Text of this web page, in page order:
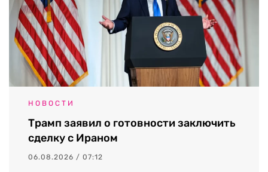
НОВОСТИ
Трамп заявил о готовности заключить
сделку с Ираном
06.08.2026 / 07:12